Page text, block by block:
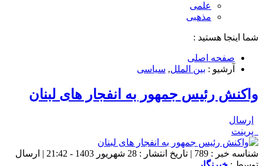
علمی
مذهبی
شما اینجا هستید :
صفحه اصلی
آرشیو : بین الملل, سیاسی
واکنش رئیس جمهور به انفجار های لبنان
ارسال
پرینت
شناسه خبر : 789 | تاریخ انتشار : 28 شهریور 1403 - 21:42 | ارسال